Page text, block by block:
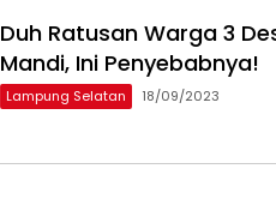
Duh Ratusan Warga 3
Mandi, Ini Penyebabnya!
Lampung Selatan 18/09/2023